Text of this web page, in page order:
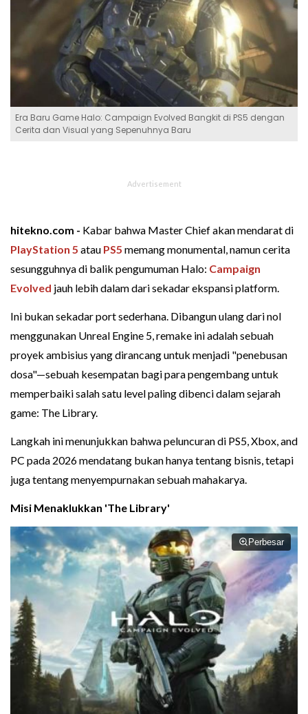
Era Baru Game Halo: Campaign Evolved Bangkit di PS5 dengan
Cerita dan Visual yang Sepenuhnya Baru
hitekno.com - Kabar bahwa Master Chief akan mendarat di
PlayStation 5 atau PS5 memang monumental, namun cerita
sesungguhnya di balik pengumuman Halo: Campaign
Evolved jauh lebih dalam dari sekadar ekspansi platform.
Ini bukan sekadar port sederhana. Dibangun ulang dari nol
menggunakan Unreal Engine 5, remake ini adalah sebuah
proyek ambisius yang dirancang untuk menjadi "penebusan
dosa"—sebuah kesempatan bagi para pengembang untuk
memperbaiki salah satu level paling dibenci dalam sejarah
game: The Library.
Langkah ini menunjukkan bahwa peluncuran di PS5, Xbox, and
PC pada 2026 mendatang bukan hanya tentang bisnis, tetapi
juga tentang menyempurnakan sebuah mahakarya.
Misi Menaklukkan 'The Library'
Perbesar